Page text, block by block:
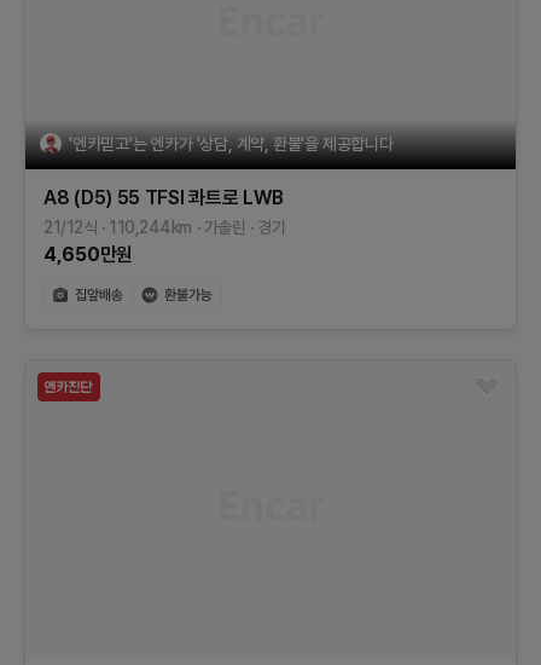
'엔카믿고'는 엔카가 '상담, 계약, 환불'을 제공합니다
A8 (D5) 55 TFSI 콰트로 LWB
21/12식 110,244km 가솔린 경기
4,650만원